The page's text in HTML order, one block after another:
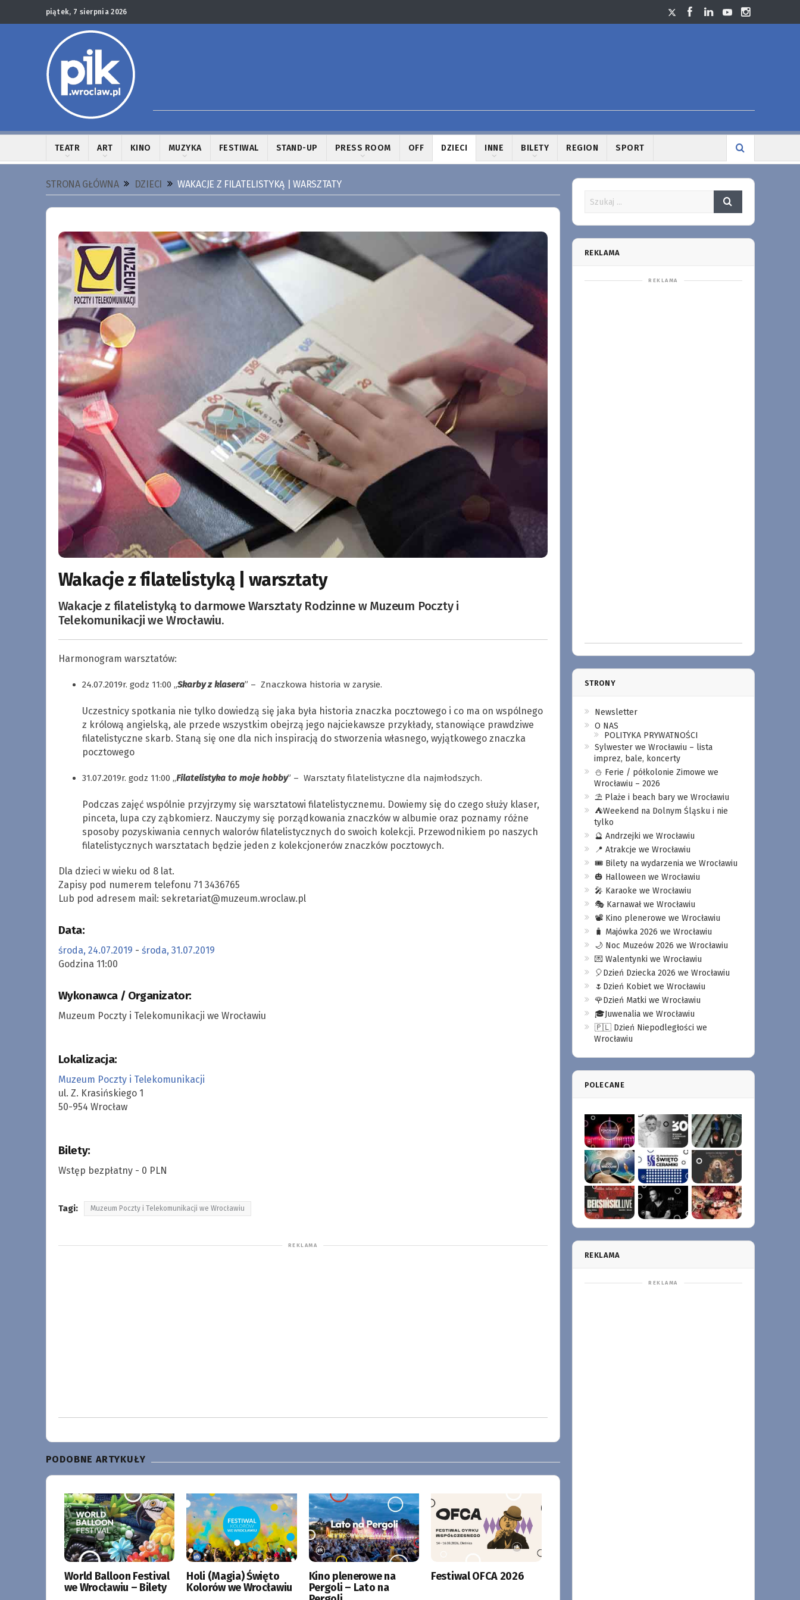
piątek, 7 sierpnia 2026
TEATR ART KINO MUZYKA FESTIWAL STAND-UP PRESS ROOM OFF DZIECI INNE BILETY REGION SPORT
STRONA GŁÓWNA DZIECI WAKACJE Z FILATELISTYKĄ | WARSZTATY
Wakacje z filatelistyką | warsztaty
Wakacje z filatelistyką to darmowe Warsztaty Rodzinne w Muzeum Poczty i
Telekomunikacji we Wrocławiu.
Harmonogram warsztatów:
24.07.2019r. godz 11:00 „Skarby z klasera” – Znaczkowa historia w zarysie.
Uczestnicy spotkania nie tylko dowiedzą się jaka była historia znaczka pocztowego i co ma on wspólnego
z królową angielską, ale przede wszystkim obejrzą jego najciekawsze przykłady, stanowiące prawdziwe
filatelistyczne skarb. Staną się one dla nich inspiracją do stworzenia własnego, wyjątkowego znaczka
pocztowego
31.07.2019r. godz 11:00 ,,Filatelistyka to moje hobby” – Warsztaty filatelistyczne dla najmłodszych.
Podczas zajęć wspólnie przyjrzymy się warsztatowi filatelistycznemu. Dowiemy się do czego służy klaser,
pinceta, lupa czy ząbkomierz. Nauczymy się porządkowania znaczków w albumie oraz poznamy różne
sposoby pozyskiwania cennych walorów filatelistycznych do swoich kolekcji. Przewodnikiem po naszych
filatelistycznych warsztatach będzie jeden z kolekcjonerów znaczków pocztowych.
Dla dzieci w wieku od 8 lat.
Zapisy pod numerem telefonu 71 3436765
Lub pod adresem mail: sekretariat@muzeum.wroclaw.pl
Data:
środa, 24.07.2019 - środa, 31.07.2019
Godzina 11:00
Wykonawca / Organizator:
Muzeum Poczty i Telekomunikacji we Wrocławiu
Lokalizacja:
Muzeum Poczty i Telekomunikacji
ul. Z. Krasińskiego 1
50-954 Wrocław
Bilety:
Wstęp bezpłatny - 0 PLN
Tagi: Muzeum Poczty i Telekomunikacji we Wrocławiu
PODOBNE ARTYKUŁY
World Balloon Festival
we Wrocławiu – Bilety
Holi (Magia) Święto
Kolorów we Wrocławiu
Kino plenerowe na
Pergoli – Lato na
Festiwal OFCA 2026
REKLAMA
STRONY
Newsletter
O NAS
POLITYKA PRYWATNOŚCI
Sylwester we Wrocławiu – lista
imprez, bale, koncerty
⛄️ Ferie / półkolonie Zimowe we
Wrocławiu – 2026
⛱️ Plaże i beach bary we Wrocławiu
⛺️Weekend na Dolnym Śląsku i nie
tylko
🔮 Andrzejki we Wrocławiu
📍 Atrakcje we Wrocławiu
🎟️ Bilety na wydarzenia we Wrocławiu
🎃 Halloween we Wrocławiu
🎤 Karaoke we Wrocławiu
🎭 Karnawał we Wrocławiu
📽️ Kino plenerowe we Wrocławiu
🧳 Majówka 2026 we Wrocławiu
🌙 Noc Muzeów 2026 we Wrocławiu
💌 Walentynki we Wrocławiu
🎈Dzień Dziecka 2026 we Wrocławiu
🌷Dzień Kobiet we Wrocławiu
🌹Dzień Matki we Wrocławiu
🎓Juwenalia we Wrocławiu
🇵🇱 Dzień Niepodległości we
Wrocławiu
POLECANE
REKLAMA